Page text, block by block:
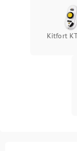
Kitfort